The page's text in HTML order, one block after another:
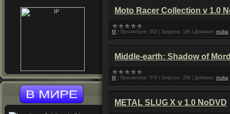
Moto Racer Collection v 1.0
M Просмотров: 502 Загрузок: 186 Добавил: muha
Middle-earth: Shadow of
M Просмотров: 578 Загрузок: 206 Добавил: muha
METAL SLUG X v 1.0 NoDVD